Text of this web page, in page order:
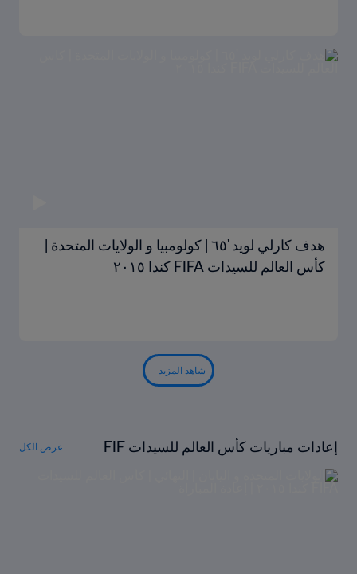
هدف كارلي لويد '٦٥ | كولومبيا و الولايات المتحدة |
كأس العالم للسيدات FIFA كندا ٢٠١٥
شاهد المزيد
إعادات مباريات كأس العالم للسيدات FIF
A كندا ٢٠١٥
عرض الكل